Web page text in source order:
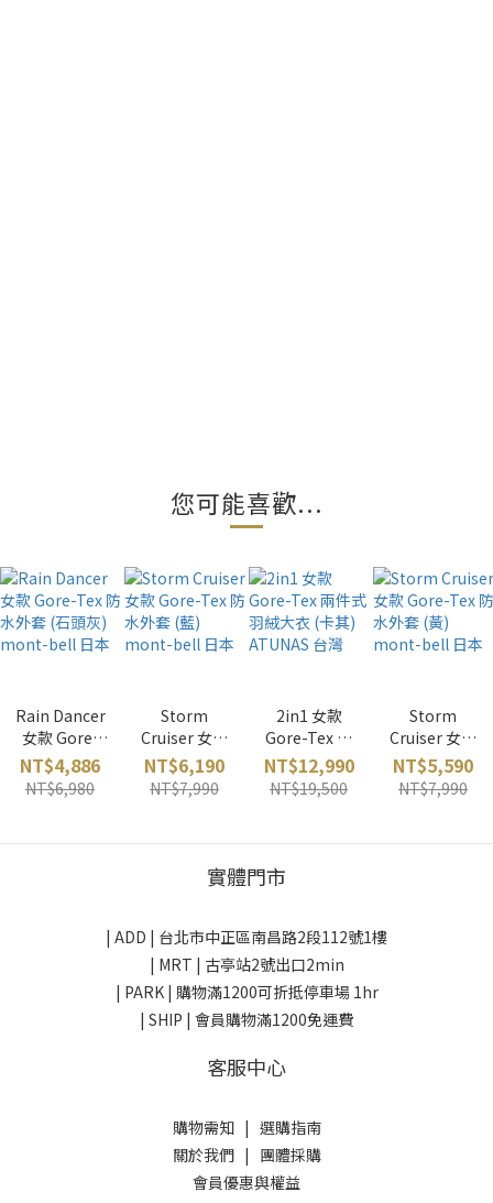
您可能喜歡...
Rain Dancer
女款 Gore-
Tex 防水外套
(石頭灰)
mont-bell 日
NT$4,886
NT$6,980
Storm
Cruiser 女款
Gore-Tex 防
水外套 (藍)
mont-bell 日
NT$6,190
NT$7,990
2in1 女款
Gore-Tex 兩
件式羽絨大衣
(卡其)
ATUNAS 台灣
NT$12,990
NT$19,500
Storm
Cruiser 女款
Gore-Tex 防
水外套 (黃)
mont-bell 日
NT$5,590
NT$7,990
實體門市
| ADD | 台北市中正區南昌路2段112號1樓
| MRT | 古亭站2號出口2min
| PARK | 購物滿1200可折抵停車場 1hr
| SHIP | 會員購物滿1200免運費
客服中心
購物需知| 選購指南
關於我們| 團體採購
會員優惠與權益